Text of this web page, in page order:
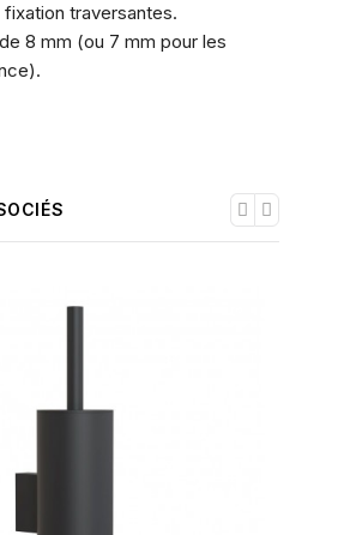
traversantes.
8 mm (ou 7 mm pour les